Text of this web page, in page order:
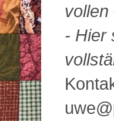
vollen
- Hier